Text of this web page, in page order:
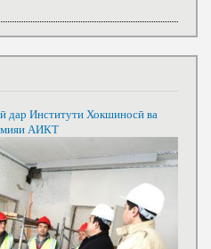
дар Институти Хокшиносӣ ва
АИКТ